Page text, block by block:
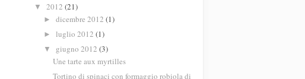
▼ 2012 (21)
► dicembre 2012 (1)
► luglio 2012 (1)
▼ giugno 2012 (3)
Une tarte aux myrtilles
Tortino di spinaci con formaggio robiola di